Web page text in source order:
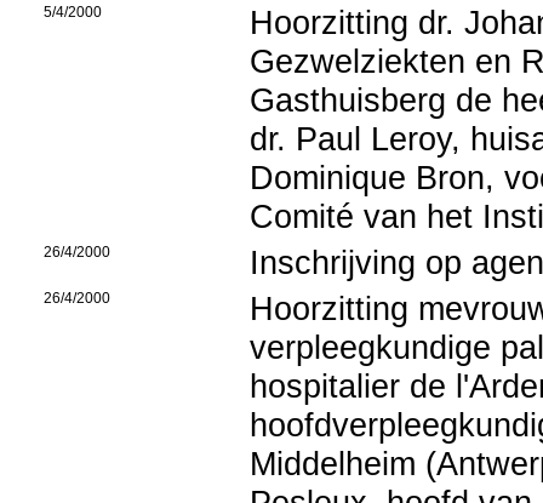
5/4/2000
Hoorzitting dr.
Gezwelziekten en
Gasthuisberg de
dr. Paul Leroy,
Dominique Bron,
Comité van het
26/4/2000 Inschrijving op
26/4/2000
Hoorzitting
verpleegkundige
hospitalier de
Middelheim